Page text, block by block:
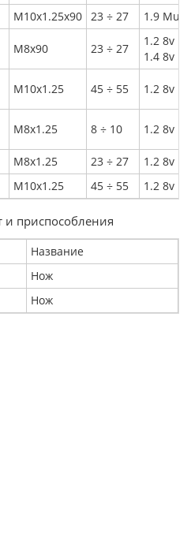
M10x1.25x90 23 ÷ 27 1.9
M8x90 23 ÷ 27
1.2 8v
1.4 8v
M10x1.25 45 ÷ 55 1.2 8v
M8x1.25 8 ÷ 10 1.2 8v
M8x1.25 23 ÷ 27
1.2 8v
M10x1.25 45 ÷ 55 1.2 8v
приспособления
Название
Нож
Нож